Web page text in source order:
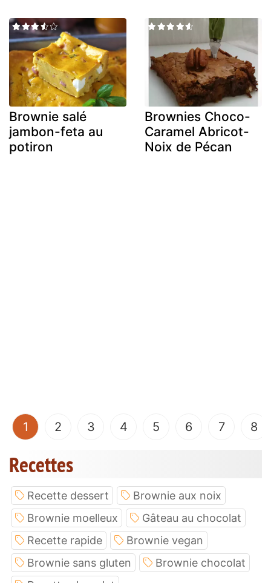
Brownie salé
jambon-feta au
potiron
Brownies Choco-
Caramel Abricot-
Noix de Pécan
1 (current)
2 3 4 5 6 7 8
Recettes
Recette dessert
Brownie aux noix
Brownie moelleux
Gâteau au chocolat
Recette rapide
Brownie vegan
Brownie sans gluten
Brownie chocolat